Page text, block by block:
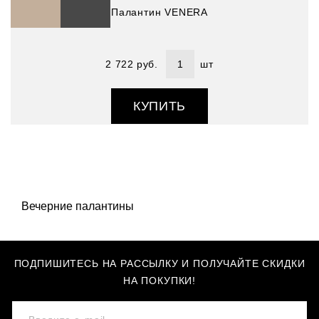
Палантин VENERA
2 722 руб. шт
КУПИТЬ
Вечерние палантины
ПОДПИШИТЕСЬ НА РАССЫЛКУ И ПОЛУЧАЙТЕ СКИДКИ
НА ПОКУПКИ!